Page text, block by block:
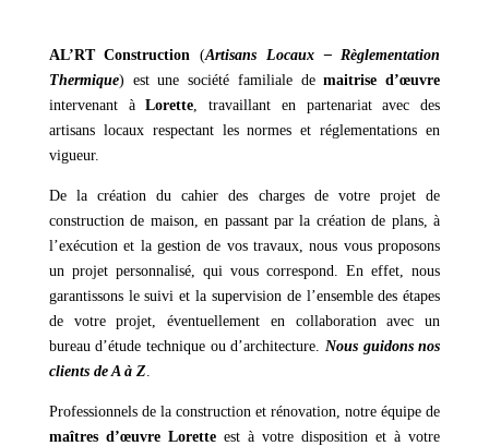
AL’RT Construction (Artisans Locaux – Règlementation
Thermique) est une société familiale demaitrise d’œuvre
intervenant àLorette , travaillant en partenariat avec des
artisans locaux respectant les normes et réglementations en
vigueur.
De la création du cahier des charges de votre projet de
construction de maison, en passant par la création de plans, à
l’exécution et la gestion de vos travaux, nous vous proposons
un projet personnalisé, qui vous correspond. En effet, nous
garantissons le suivi et la supervision de l’ensemble des étapes
de votre projet, éventuellement en collaboration avec un
bureau d’étude technique ou d’architecture. Nous guidons nos
clients de A à Z.
Professionnels de la construction et rénovation, notre équipe de
maîtres d’œuvre Loretteest à votre disposition et à votre